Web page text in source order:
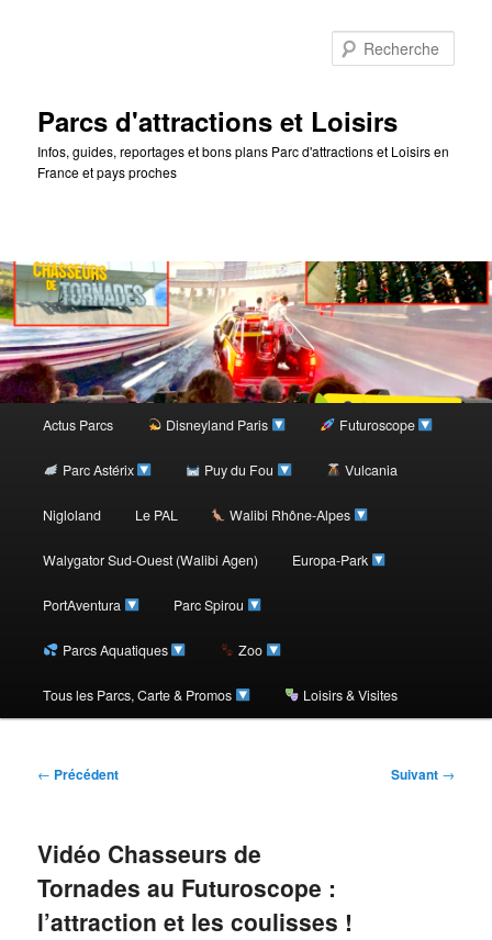
Parcs d'attractions et Loisirs
Infos, guides, reportages et bons plans Parc d'attractions et Loisirs en
France et pays proches
Menu
Aller
contenu
Actus Parcs Disneyland Paris Futuroscope
Parc Astérix Puy du Fou Vulcania
Nigloland Le PAL Walibi Rhône-Alpes
Walygator Sud-Ouest (Walibi Agen) Europa-Park
PortAventura Parc Spirou
Parcs Aquatiques Zoo
Tous les Parcs, Carte & Promos Loisirs & Visites
Navigation
← Précédent Suivant →
Vidéo Chasseurs de
Tornades au Futuroscope :
l’attraction et les coulisses !